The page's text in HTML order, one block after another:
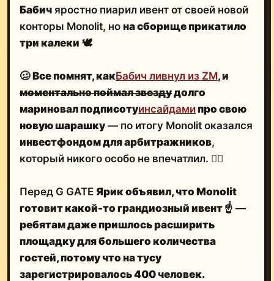
Бабич яростно пиарил ивент от своей новой
конторы Monolit, но на сборище прикатило
три калеки 🕊
🥴Все помнят, какБабич ливнул из ZM, и
моментально поймал звездудолго
мариновал подписотуинсайдамипро свою
новую шарашку — по итогу Monolit оказался
инвестфондом для арбитражников,
который никого особо не впечатлил. 🤷‍♂️
Перед G GATE Ярик объявил, что Monolit
готовит какой-то грандиозный ивент ☝️ —
ребятам дажепришлось расширить
площадкудля большего количества
гостей, потому что на тусу
зарегистрировалось400 человек.